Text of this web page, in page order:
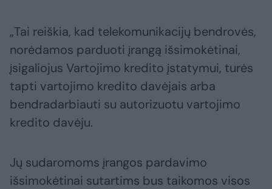
„Tai reiškia, kad telekomunikacijų bendrovės,
norėdamos parduoti įrangą išsimokėtinai,
įsigaliojus Vartojimo kredito įstatymui, turės
tapti vartojimo kredito davėjais arba
bendradarbiauti su autorizuotu vartojimo
kredito davėju.
Jų sudaromoms įrangos pardavimo
išsimokėtinai sutartims bus taikomos visos